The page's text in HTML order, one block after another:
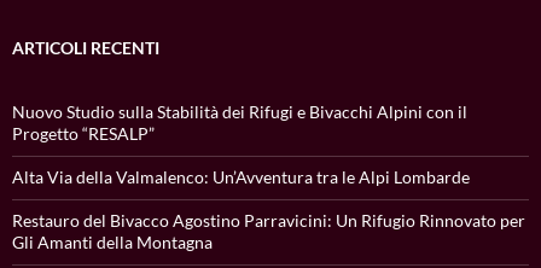
ARTICOLI RECENTI
Nuovo Studio sulla Stabilità dei Rifugi e Bivacchi Alpini con il
Progetto “RESALP”
Alta Via della Valmalenco: Un’Avventura tra le Alpi Lombarde
Restauro del Bivacco Agostino Parravicini: Un Rifugio Rinnovato per
Gli Amanti della Montagna